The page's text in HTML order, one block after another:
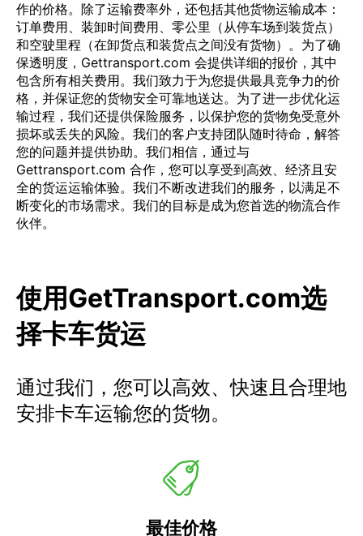
作的价格。除了运输费率外，还包括其他货物运输成本：
订单费用、装卸时间费用、零公里（从停车场到装货点）
和空驶里程（在卸货点和装货点之间没有货物）。为了确
保透明度，Gettransport.com 会提供详细的报价，其中
包含所有相关费用。我们致力于为您提供最具竞争力的价
格，并保证您的货物安全可靠地送达。为了进一步优化运
输过程，我们还提供保险服务，以保护您的货物免受意外
损坏或丢失的风险。我们的客户支持团队随时待命，解答
您的问题并提供协助。我们相信，通过与
Gettransport.com 合作，您可以享受到高效、经济且安
全的货运运输体验。我们不断改进我们的服务，以满足不
断变化的市场需求。我们的目标是成为您首选的物流合作
伙伴。
使用GetTransport.com选
择卡车货运
通过我们，您可以高效、快速且合理地
安排卡车运输您的货物。
最佳价格